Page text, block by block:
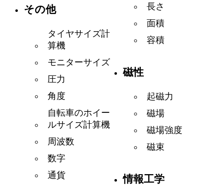
その他
タイヤサイズ計
算機
モニターサイズ
圧力
角度
自転車のホイー
ルサイズ計算機
周波数
数字
通貨
長さ
面積
容積
磁性
起磁力
磁場
磁場強度
磁束
情報工学